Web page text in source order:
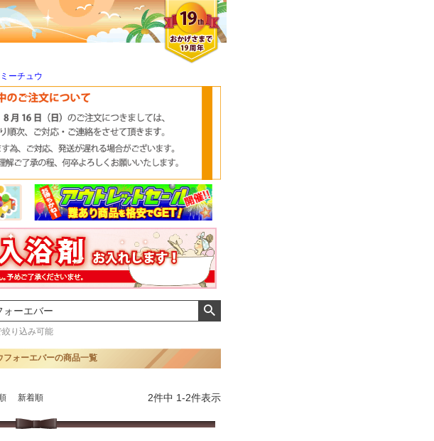
ーチュウ
り込み可能
フォーエバーの商品一覧
新着順 2件中 1-2件表示
さん
、いろいろ少
ろが魅力でし
クロエさん
気持ちよくお取引が出来ま
おまけありがとうございま